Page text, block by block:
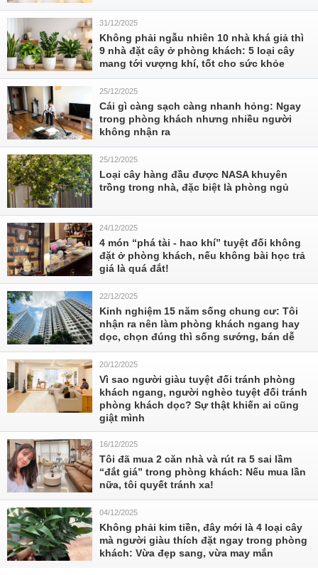
31/12/2025
Không phải ngẫu nhiên 10 nhà khá giả thì
9 nhà đặt cây ở phòng khách: 5 loại cây
mang tới vượng khí, tốt cho sức khỏe
25/12/2025
Cái gì càng sạch càng nhanh hỏng: Ngay
trong phòng khách nhưng nhiều người
không nhận ra
25/12/2025
Loại cây hàng đầu được NASA khuyên
trồng trong nhà, đặc biệt là phòng ngủ
24/12/2025
4 món “phá tài - hao khí” tuyệt đối không
đặt ở phòng khách, nếu không bài học trả
giá là quá đắt!
22/12/2025
Kinh nghiệm 15 năm sống chung cư: Tôi
nhận ra nên làm phòng khách ngang hay
dọc, chọn đúng thì sống sướng, bán dễ
20/12/2025
Vì sao người giàu tuyệt đối tránh phòng
khách ngang, người nghèo tuyệt đối tránh
phòng khách dọc? Sự thật khiến ai cũng
giật mình
16/12/2025
Tôi đã mua 2 căn nhà và rút ra 5 sai lầm
“đắt giá” trong phòng khách: Nếu mua lần
nữa, tôi quyết tránh xa!
04/12/2025
Không phải kim tiền, đây mới là 4 loại cây
mà người giàu thích đặt ngay trong phòng
khách: Vừa đẹp sang, vừa may mắn